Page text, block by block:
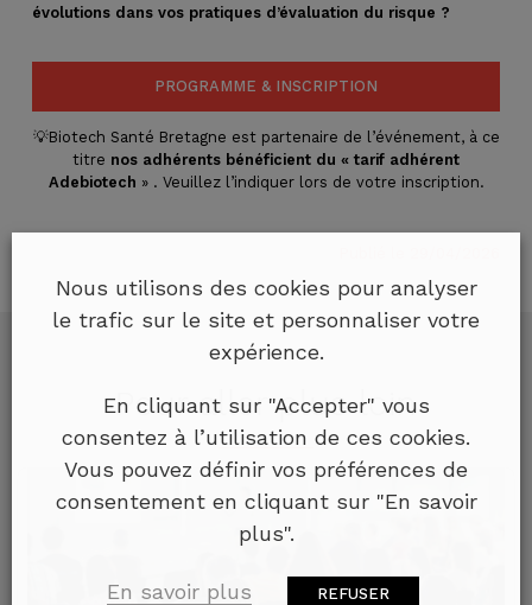
évolutions dans vos pratiques d’évaluation du risque ?
PROGRAMME & INSCRIPTION
💡Biotech Santé Bretagne est partenaire de l’événement, à ce
titre nos adhérents bénéficient du « tarif adhérent
Adebiotech » . Veuillez l’indiquer lors de votre inscription.
Pour aller plus loin
Nous utilisons des cookies pour analyser
le trafic sur le site et personnaliser votre
expérience.
En cliquant sur "Accepter" vous
consentez à l’utilisation de ces cookies.
Vous pouvez définir vos préférences de
consentement en cliquant sur "En savoir
plus".
En savoir plus REFUSER